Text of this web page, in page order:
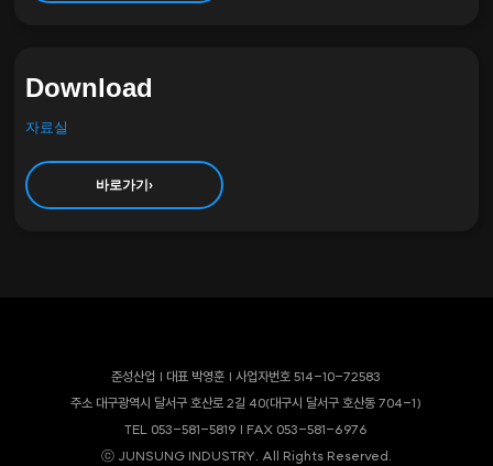
Download
자료실
바로가기›
준성산업 | 대표 박영훈 | 사업자번호 514-10-72583
주소 대구광역시 달서구 호산로 2길 40(대구시 달서구 호산동 704-1)
TEL 053-581-5819 | FAX 053-581-6976
ⓒ JUNSUNG INDUSTRY. All Rights Reserved.